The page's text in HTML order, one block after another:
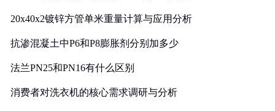
20x40x2镀锌方管单米重量计算与应用分析
抗渗混凝土中P6和P8膨胀剂分别加多少
法兰PN25和PN16有什么区别
消费者对洗衣机的核心需求调研与分析